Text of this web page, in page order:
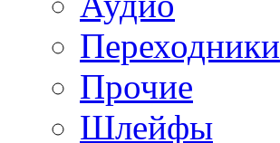
Переходники
Прочие
Шлейфы